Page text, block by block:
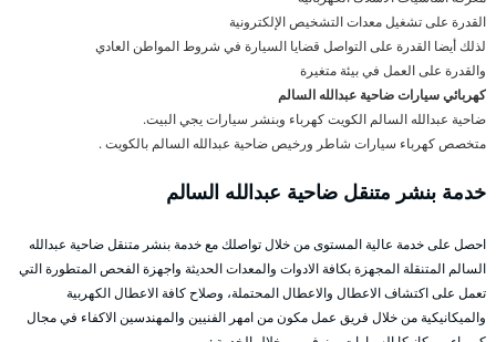
القدرة على تشغيل معدات التشخيص الإلكترونية
لذلك أيضا القدرة على التواصل قضايا السيارة في شروط المواطن العادي
والقدرة على العمل في بيئة متغيرة
كهربائي سيارات ضاحية عبدالله السالم
ضاحية عبدالله السالم الكويت كهرباء وبنشر سيارات يجي البيت.
متخصص كهرباء سيارات شاطر ورخيص ضاحية عبدالله السالم بالكويت .
خدمة بنشر متنقل ضاحية عبدالله السالم
احصل على خدمة عالية المستوى من خلال تواصلك مع خدمة بنشر متنقل ضاحية عبدالله
السالم المتنقلة المجهزة بكافة الادوات والمعدات الحديثة واجهزة الفحص المتطورة التي
تعمل على اكتشاف الاعطال والاعطال المحتملة، وصلاح كافة الاعطال الكهربية
والميكانيكية من خلال فريق عمل مكون من امهر الفنيين والمهندسين الاكفاء في مجال